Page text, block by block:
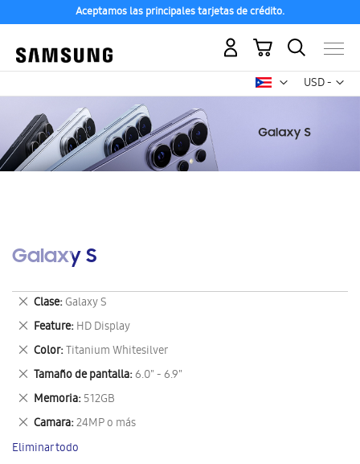
Aceptamos las principales tarjetas de crédito.
USD -
dólar
Mi carrito
Galaxy S
Clase Galaxy S
Eliminar
este
artículo
Feature HD Display
Eliminar
este
artículo
Color Titanium Whitesilver
Eliminar
este
artículo
Tamaño de pantalla 6.0" - 6.9"
Eliminar
este
artículo
Memoria 512GB
Eliminar
este
artículo
Camara 24MP o más
Eliminar
este
artículo
Eliminar todo